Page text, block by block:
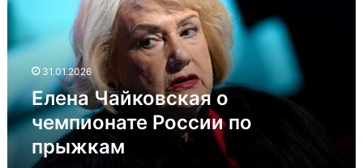
России
прыжкам
31.01.2026
Елена Чайковская о
чемпионате России по
прыжкам